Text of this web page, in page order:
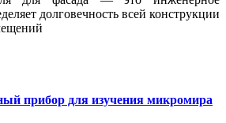
долговечность всей конструкции
прибор для изучения микромира